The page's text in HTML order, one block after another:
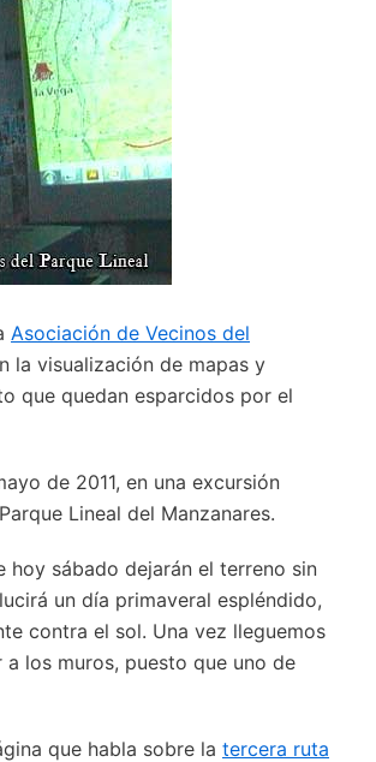
Asociación de Vecinos del
la visualización de mapas y
que quedan esparcidos por el
de 2011, en una excursión
Lineal del Manzanares.
hoy sábado dejarán el terreno sin
un día primaveral espléndido,
contra el sol. Una vez lleguemos
los muros, puesto que uno de
que habla sobre la tercera ruta